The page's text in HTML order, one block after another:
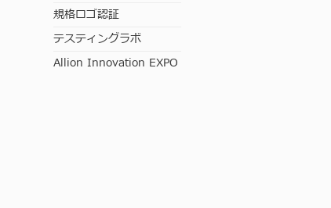
規格ロゴ認証
テスティングラボ
Allion Innovation EXPO